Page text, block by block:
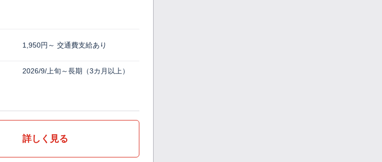
1,950円～ 交通費支給あり
2026/9/上旬～長期（3カ月以上）
詳しく見る